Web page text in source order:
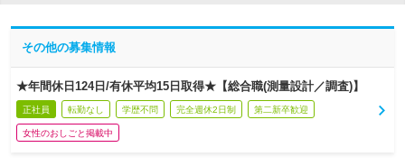
その他の募集情報
★年間休日124日/有休平均15日取得★【総合職(測量設計／調査)】
正社員 転勤なし 学歴不問 完全週休2日制 第二新卒歓迎
女性のおしごと掲載中